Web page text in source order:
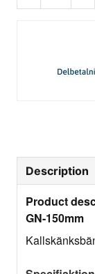
Description
Product
GN-150mm